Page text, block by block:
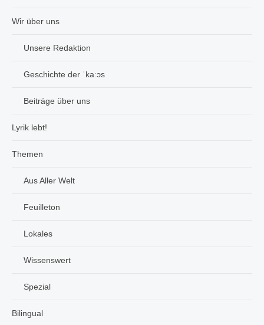
Wir über uns
Unsere Redaktion
Geschichte der ˈkaːɔs
Beiträge über uns
Lyrik lebt!
Themen
Aus Aller Welt
Feuilleton
Lokales
Wissenswert
Spezial
Bilingual